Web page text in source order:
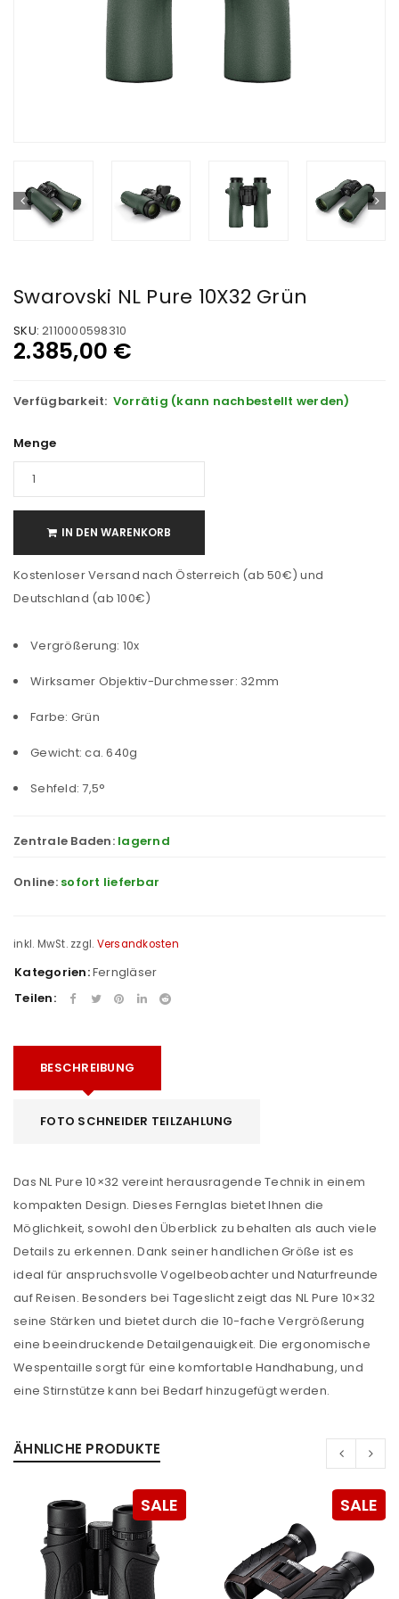
Swarovski NL Pure 10X32 Grün
SKU: 2110000598310
2.385,00 €
Verfügbarkeit: Vorrätig (kann nachbestellt werden)
Menge
IN DEN WARENKORB
Kostenloser Versand nach Österreich (ab 50€) und
Deutschland (ab 100€)
Vergrößerung: 10x
Wirksamer Objektiv-Durchmesser: 32mm
Farbe: Grün
Gewicht: ca. 640g
Sehfeld: 7,5°
Zentrale Baden: lagernd
Online: sofort lieferbar
inkl. MwSt. zzgl. Versandkosten
Kategorien:Ferngläser
Teilen:
BESCHREIBUNG
FOTO SCHNEIDER TEILZAHLUNG
Das NL Pure 10×32 vereint herausragende Technik in einem
kompakten Design. Dieses Fernglas bietet Ihnen die
Möglichkeit, sowohl den Überblick zu behalten als auch viele
Details zu erkennen. Dank seiner handlichen Größe ist es
ideal für anspruchsvolle Vogelbeobachter und Naturfreunde
auf Reisen. Besonders bei Tageslicht zeigt das NL Pure 10×32
seine Stärken und bietet durch die 10-fache Vergrößerung
eine beeindruckende Detailgenauigkeit. Die ergonomische
Wespentaille sorgt für eine komfortable Handhabung, und
eine Stirnstütze kann bei Bedarf hinzugefügt werden.
ÄHNLICHE PRODUKTE
SALE SALE